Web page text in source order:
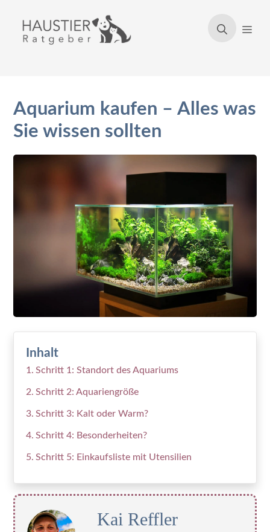
Inhalt
springen
Aquarium kaufen – Alles was
Sie wissen sollten
Inhalt
Schritt 1: Standort des Aquariums
Schritt 2: Aquariengröße
Schritt 3: Kalt oder Warm?
Schritt 4: Besonderheiten?
Schritt 5: Einkaufsliste mit Utensilien
Kai Reffler